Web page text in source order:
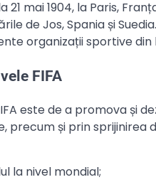
21 mai 1904, la Paris,
de Jos, Spania și
organizații sportive din
FIFA
este de a promova și
precum și prin sprijinirea
la nivel mondial;